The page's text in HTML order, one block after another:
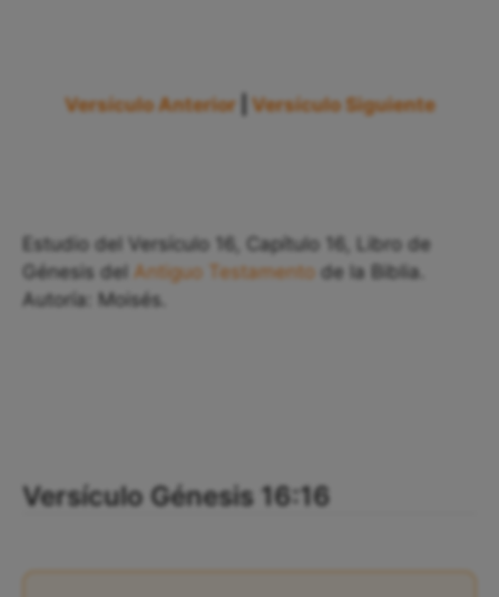
Versículo Anterior Versículo Siguiente
Estudio del Versículo 16, Capítulo 16, Libro de
Génesis del Antiguo Testamento de la Biblia.
Autoría: Moisés.
Versículo Génesis 16:16